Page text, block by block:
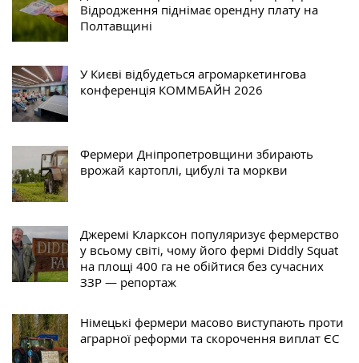
Відродження піднімає орендну плату на
Полтавщині
У Києві відбудеться агромаркетингова
конференція КОММБАЙН 2026
Фермери Дніпропетровщини збирають
врожай картоплі, цибулі та моркви
Джеремі Кларксон популяризує фермерство
у всьому світі, чому його фермі Diddly Squat
на площі 400 га не обійтися без сучасних
ЗЗР — репортаж
Німецькі фермери масово виступають проти
аграрної реформи та скорочення виплат ЄС